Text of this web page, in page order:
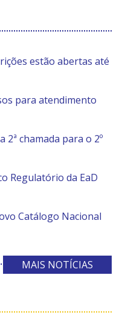
estão abertas até
para atendimento
2ª chamada para o 2º
Regulatório da EaD
Catálogo Nacional
MAIS NOTÍCIAS